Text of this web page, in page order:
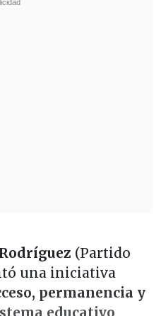
(Partido
una iniciativa
permanencia y
educativo